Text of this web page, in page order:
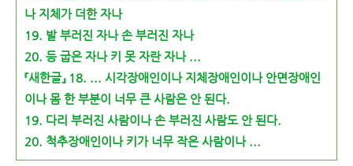
나 지체가 더한 자나
19. 발 부러진 자나 손 부러진 자나
20. 등 굽은 자나 키 못 자란 자나 ...
『새한글』 18. ... 시각장애인이나 지체장애인이나 안면장애인
이나 몸 한 부분이 너무 큰 사람은 안 된다.
19. 다리 부러진 사람이나 손 부러진 사람도 안 된다.
20. 척추장애인이나 키가 너무 작은 사람이나 ...